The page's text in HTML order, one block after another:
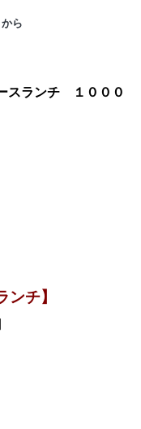
ら
スランチ １０００
ンチ】